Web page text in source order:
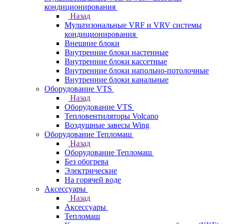
кондиционирования
Назад
Мультизональные VRF и VRV системы
кондиционирования
Внешние блоки
Внутренние блоки настенные
Внутренние блоки кассетные
Внутренние блоки напольно-потолочные
Внутренние блоки канальные
Оборудование VTS
Назад
Оборудование VTS
Тепловентиляторы Volcano
Воздушные завесы Wing
Оборудование Тепломаш
Назад
Оборудование Тепломаш
Без обогрева
Электрические
На горячей воде
Аксессуары
Назад
Аксессуары
Тепломаш